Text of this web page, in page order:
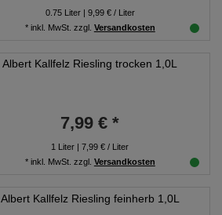
0.75Liter| 9,99 € / Liter
* inkl. MwSt. zzgl. Versandkosten
Albert Kallfelz Riesling trocken 1,0L
7,99 € *
1 Liter | 7,99 € / Liter
* inkl. MwSt. zzgl. Versandkosten
Albert Kallfelz Riesling feinherb 1,0L